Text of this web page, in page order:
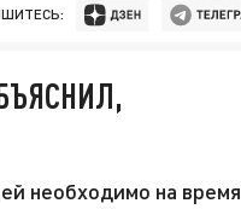
необходимо на время